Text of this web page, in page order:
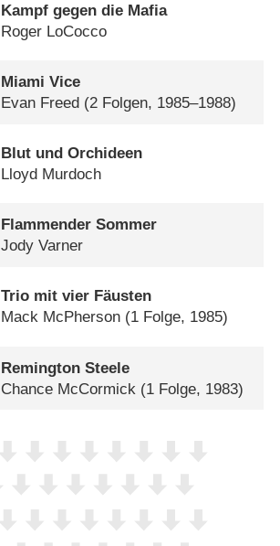
Kampf gegen die Mafia
Roger LoCocco
Miami Vice
Evan Freed (2 Folgen, 1985–1988)
Blut und Orchideen
Lloyd Murdoch
Flammender Sommer
Jody Varner
Trio mit vier Fäusten
Mack McPherson (1 Folge, 1985)
Remington Steele
Chance McCormick (1 Folge, 1983)